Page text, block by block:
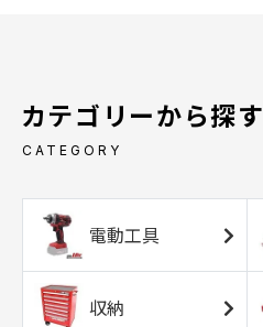
カテゴリーから探す
CATEGORY
電動工具
収納